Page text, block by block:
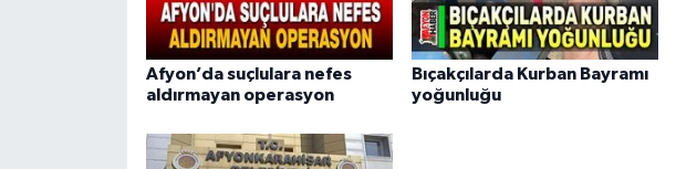
Afyon’da suçlulara nefes
aldırmayan operasyon
Bıçakçılarda Kurban Bayramı
yoğunluğu